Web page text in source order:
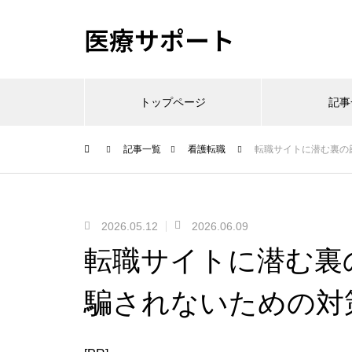
医療サポート
トップページ 記
記事一覧 看護転職 転職サイトに潜む裏
2026.05.12 2026.06.09
転職サイトに潜む
騙されないための対